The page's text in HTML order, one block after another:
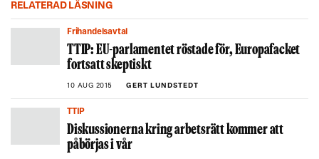
RELATERAD LÄSNING
Frihandelsavtal
TTIP: EU-parlamentet röstade för, Europafacket
fortsatt skeptiskt
10 AUG 2015 GERT LUNDSTEDT
TTIP
Diskussionerna kring arbetsrätt kommer att
påbörjas i vår